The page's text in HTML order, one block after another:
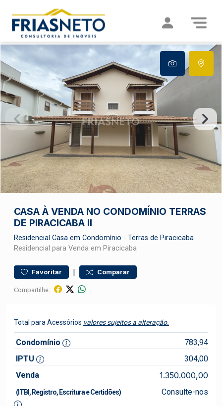
CASA À VENDA NO CONDOMÍNIO TERRAS
DE PIRACICABA II
Residencial Casa em Condomínio - Terras de Piracicaba
Residencial para Venda em Piracicaba
Favoritar | Comparar
Compartilhe:
Total para Acessórios valores sujeitos a alteração.
Condomínio
783,94
IPTU
304,00
Venda
1.350.000,00
(ITBI, Registro, Escritura e Certidões) Consulte-nos